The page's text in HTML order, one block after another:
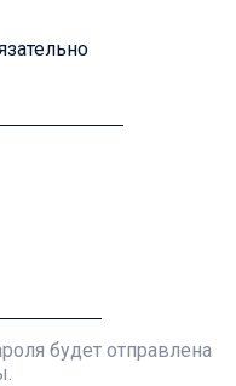
будет отправлена